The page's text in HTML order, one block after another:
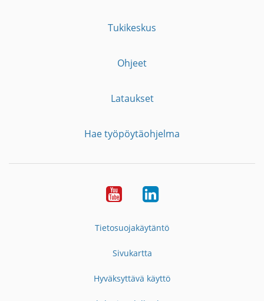
Tukikeskus
Ohjeet
Lataukset
Hae työpöytäohjelma
YouTubeLinkedIn
Tietosuojakäytäntö
Sivukartta
Hyväksyttävä käyttö